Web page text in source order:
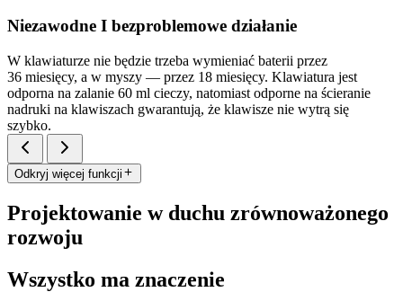
Niezawodne I bezproblemowe działanie
W klawiaturze nie będzie trzeba wymieniać baterii przez
36 miesięcy, a w myszy — przez 18 miesięcy. Klawiatura jest
odporna na zalanie 60 ml cieczy, natomiast odporne na ścieranie
nadruki na klawiszach gwarantują, że klawisze nie wytrą się
szybko.
Odkryj więcej funkcji
Projektowanie w duchu zrównoważonego
rozwoju
Wszystko ma znaczenie